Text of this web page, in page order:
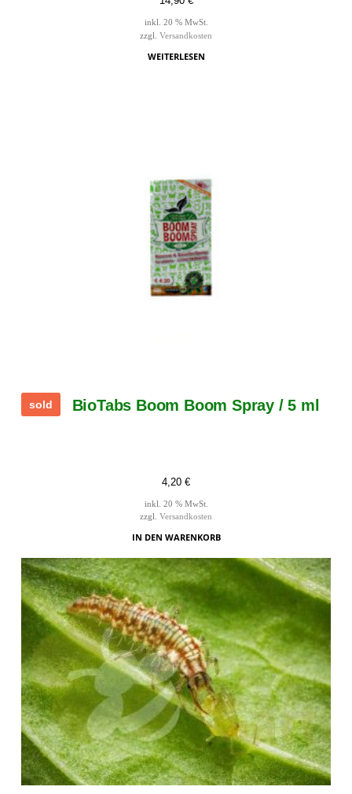
inkl. 20 % MwSt.
zzgl. Versandkosten
WEITERLESEN
sold BioTabs Boom Boom Spray / 5 ml
4,20 €
inkl. 20 % MwSt.
zzgl. Versandkosten
IN DEN WARENKORB